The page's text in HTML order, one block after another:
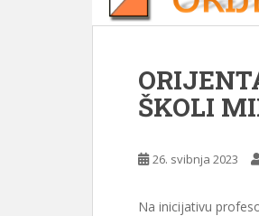
ŠKOLI
26. svibnja 2023
Na inicijativu